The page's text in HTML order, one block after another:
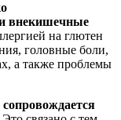
внекишечные
на глютен
головные боли,
а также проблемы